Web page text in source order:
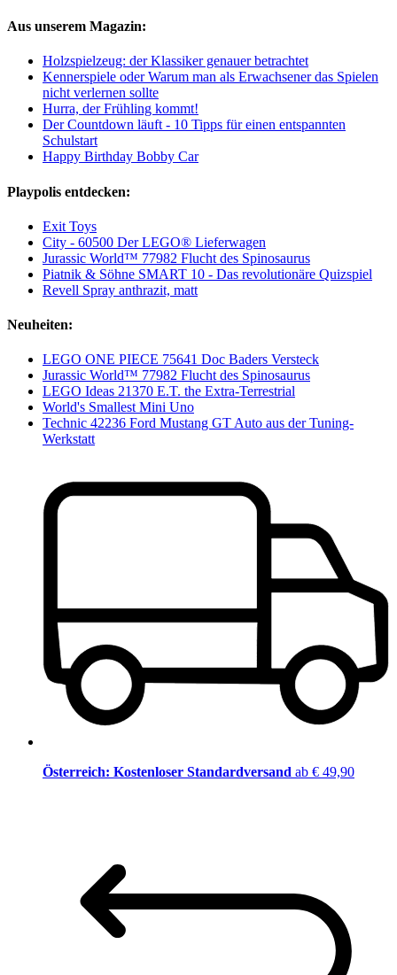
Aus unserem Magazin:
Holzspielzeug: der Klassiker genauer betrachtet
Kennerspiele oder Warum man als Erwachsener das Spielen
nicht verlernen sollte
Hurra, der Frühling kommt!
Der Countdown läuft - 10 Tipps für einen entspannten
Schulstart
Happy Birthday Bobby Car
Playpolis entdecken:
Exit Toys
City - 60500 Der LEGO® Lieferwagen
Jurassic World™ 77982 Flucht des Spinosaurus
Piatnik & Söhne SMART 10 - Das revolutionäre Quizspiel
Revell Spray anthrazit, matt
Neuheiten:
LEGO ONE PIECE 75641 Doc Baders Versteck
Jurassic World™ 77982 Flucht des Spinosaurus
LEGO Ideas 21370 E.T. the Extra-Terrestrial
World's Smallest Mini Uno
Technic 42236 Ford Mustang GT Auto aus der Tuning-
Werkstatt
Österreich: Kostenloser Standardversand ab € 49,90